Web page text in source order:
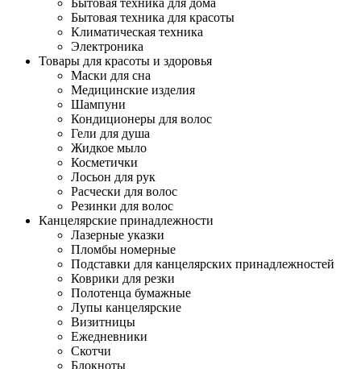
Бытовая техника для дома
Бытовая техника для красоты
Климатическая техника
Электроника
Товары для красоты и здоровья
Маски для сна
Медицинские изделия
Шампуни
Кондиционеры для волос
Гели для душа
Жидкое мыло
Косметички
Лосьон для рук
Расчески для волос
Резинки для волос
Канцелярские принадлежности
Лазерные указки
Пломбы номерные
Подставки для канцелярских принадлежностей
Коврики для резки
Полотенца бумажные
Лупы канцелярские
Визитницы
Ежедневники
Скотчи
Блокноты